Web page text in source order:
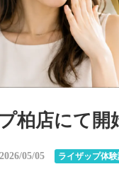
柏店にて開
05/05 ライザップ体